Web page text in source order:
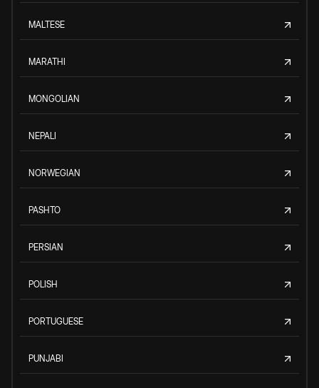
MALTESE
MARATHI
MONGOLIAN
NEPALI
NORWEGIAN
PASHTO
PERSIAN
POLISH
PORTUGUESE
PUNJABI